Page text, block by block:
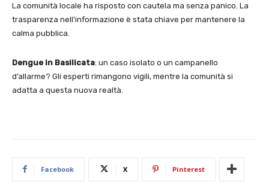
La comunità locale ha risposto con cautela ma senza panico. La
trasparenza nell’informazione è stata chiave per mantenere la
calma pubblica.
Dengue in Basilicata: un caso isolato o un campanello
d’allarme? Gli esperti rimangono vigili, mentre la comunità si
adatta a questa nuova realtà.
Facebook X Pinterest